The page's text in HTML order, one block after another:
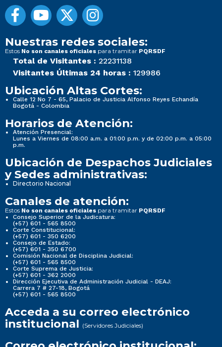
Nuestras redes sociales:
Estos No son canales oficiales para tramitar PQRSDF
Total de Visitantes : 22231138
Visitantes Últimas 24 horas : 129986
Ubicación Altas Cortes:
Calle 12 No 7 - 65, Palacio de Justicia Alfonso Reyes Echandía
Bogotá - Colombia
Horarios de Atención:
Atención Presencial:
Lunes a Viernes de 08:00 a.m. a 01:00 p.m. y de 02:00 p.m. a 05:00
p.m.
Ubicación de Despachos Judiciales
y Sedes administrativas:
Directorio Nacional
Canales de atención:
Estos No son canales oficiales para tramitar PQRSDF
Consejo Superior de la Judicatura:
(+57) 601 - 565 8500
Corte Constitucional:
(+57) 601 - 350 6200
Consejo de Estado:
(+57) 601 - 350 6700
Comisión Nacional de Disciplina Judicial:
(+57) 601 - 565 8500
Corte Suprema de Justicia:
(+57) 601 - 362 2000
Dirección Ejecutiva de Administración Judicial - DEAJ:
Carrera 7 # 27-18, Bogotá
(+57) 601 - 565 8500
Acceda a su correo electrónico
institucional (Servidores Judiciales)